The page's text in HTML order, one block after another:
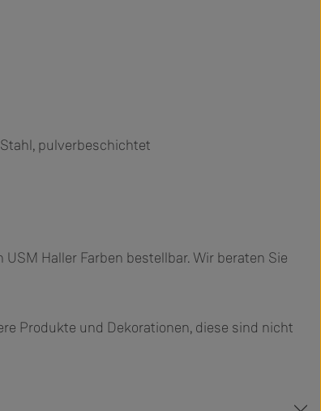
pulverbeschichtet
Haller Farben bestellbar. Wir beraten Sie
Produkte und Dekorationen, diese sind nicht